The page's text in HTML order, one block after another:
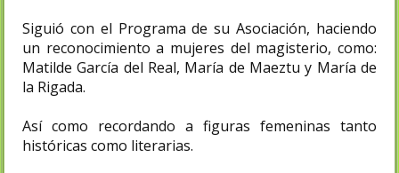
Siguió con el Programa de su Asociación, haciendo
un reconocimiento a mujeres del magisterio, como:
Matilde García del Real, María de Maeztu y María de
la Rigada.
Así como recordando a figuras femeninas tanto
históricas como literarias.